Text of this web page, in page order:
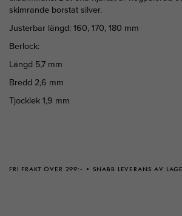
skimrande borstat silver.
Justerbar längd: 160, 170, 180 mm
Berlock:
Längd 5,7 mm
Bredd 2,6 mm
Tjocklek 1,9 mm
FRI FRAKT ÖVER 299:- SNABB LEVERANS AV